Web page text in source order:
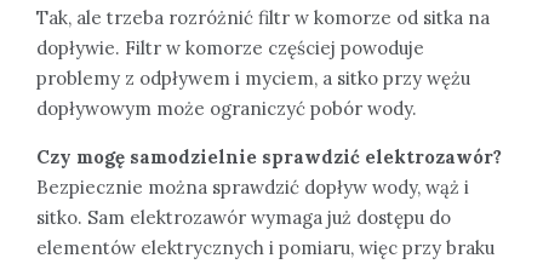
Tak, ale trzeba rozróżnić filtr w komorze od sitka na
dopływie. Filtr w komorze częściej powoduje
problemy z odpływem i myciem, a sitko przy wężu
dopływowym może ograniczyć pobór wody.
Czy mogę samodzielnie sprawdzić elektrozawór?
Bezpiecznie można sprawdzić dopływ wody, wąż i
sitko. Sam elektrozawór wymaga już dostępu do
elementów elektrycznych i pomiaru, więc przy braku